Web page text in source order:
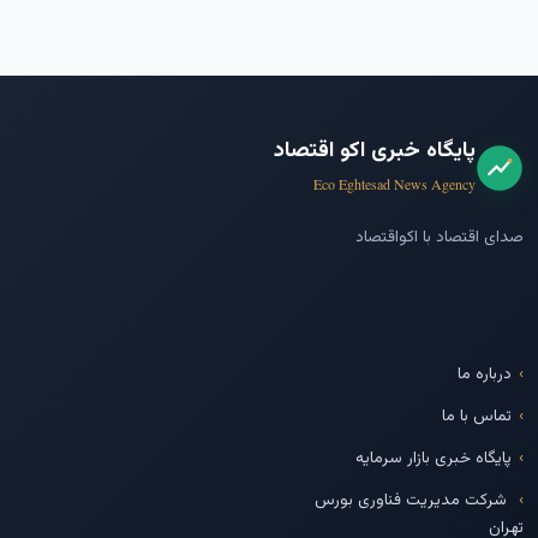
پایگاه خبری اکو اقتصاد
Eco Eghtesad News Agency
صدای اقتصاد با اکواقتصاد
درباره ما
تماس با ما
پایگاه خبری بازار سرمایه
شرکت مدیریت فناوری بورس
تهران